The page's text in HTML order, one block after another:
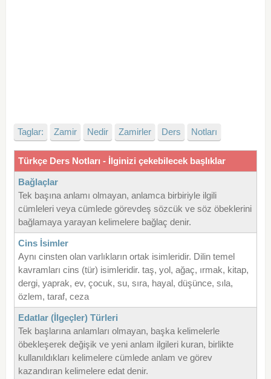
Taglar: Zamir Nedir Zamirler Ders Notları
Türkçe Ders Notları - İlginizi çekebilecek başlıklar
Bağlaçlar
Tek başına anlamı olmayan, anlamca birbiriyle ilgili
cümleleri veya cümlede görevdeş sözcük ve söz öbeklerini
bağlamaya yarayan kelimelere bağlaç denir.
Cins İsimler
Aynı cinsten olan varlıkların ortak isimleridir. Dilin temel
kavramları cins (tür) isimleridir. taş, yol, ağaç, ırmak, kitap,
dergi, yaprak, ev, çocuk, su, sıra, hayal, düşünce, sıla,
özlem, taraf, ceza
Edatlar (İlgeçler) Türleri
Tek başlarına anlamları olmayan, başka kelimelerle
öbekleşerek değişik ve yeni anlam ilgileri kuran, birlikte
kullanıldıkları kelimelere cümlede anlam ve görev
kazandıran kelimelere edat denir.